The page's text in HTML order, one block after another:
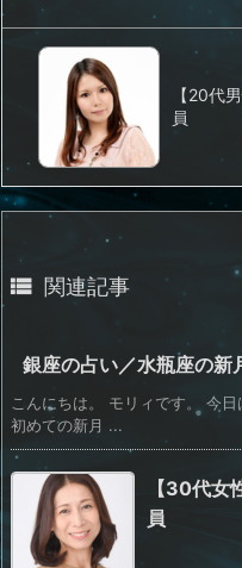
【20代
員
 関連記事
銀座の占い／水瓶座の新
こんにちは。 モリィです。 今
初めての新月 ...
【30代女
員